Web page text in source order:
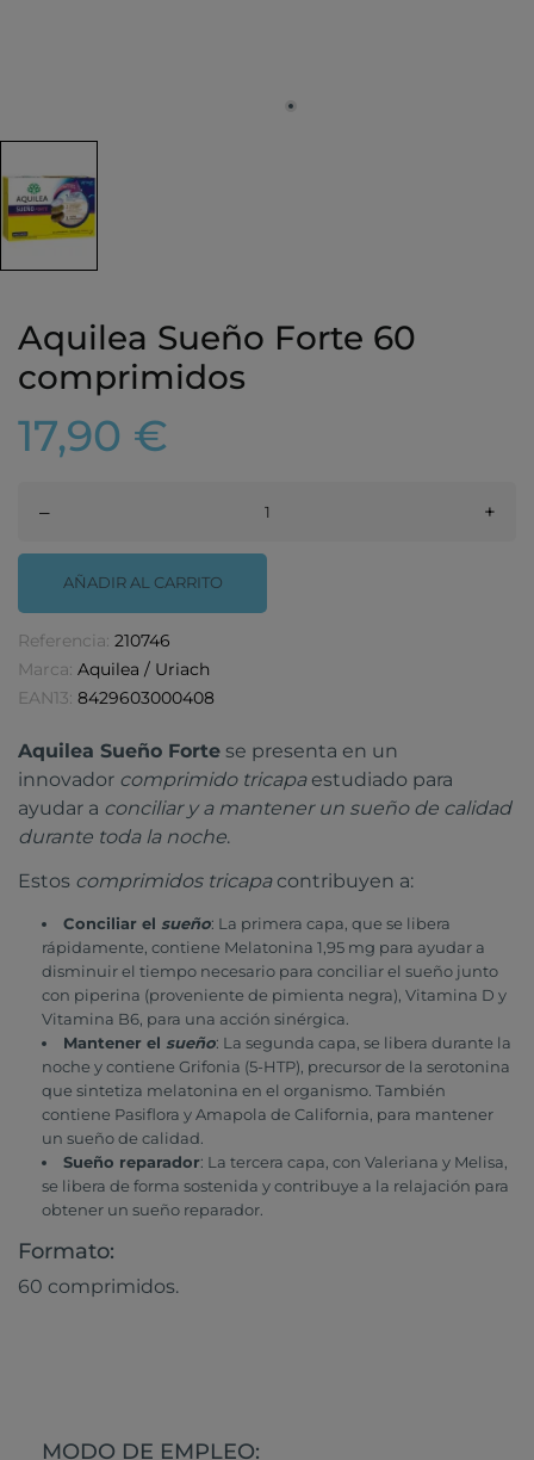
Aquilea Sueño Forte 60
comprimidos
17,90 €
– +
AÑADIR AL CARRITO
Referencia: 210746
Marca: Aquilea / Uriach
EAN13: 8429603000408
Aquilea Sueño Forte se presenta en un
innovador comprimido tricapaestudiado para
ayudar a conciliar y a mantener un sueño de calidad
durante toda la noche.
Estos comprimidos tricapacontribuyen a:
Conciliar el sueño: La primera capa, que se libera
rápidamente, contiene Melatonina 1,95 mg para ayudar a
disminuir el tiempo necesario para conciliar el sueño junto
con piperina (proveniente de pimienta negra), Vitamina D y
Vitamina B6, para una acción sinérgica.
Mantener el sueño: La segunda capa, se libera durante la
noche y contiene Grifonia (5-HTP), precursor de la serotonina
que sintetiza melatonina en el organismo. También
contiene Pasiflora y Amapola de California, para mantener
un sueño de calidad.
Sueño reparador: La tercera capa, con Valeriana y Melisa,
se libera de forma sostenida y contribuye a la relajación para
obtener un sueño reparador.
Formato:
60 comprimidos.
MODO DE EMPLEO: